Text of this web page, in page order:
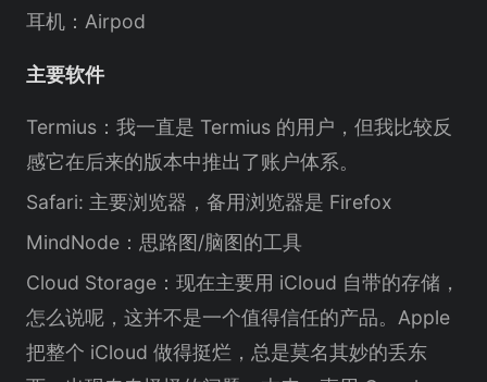
耳机：Airpod
主要软件
Termius：我一直是 Termius 的用户，但我比较反
感它在后来的版本中推出了账户体系。
Safari: 主要浏览器，备用浏览器是 Firefox
MindNode：思路图/脑图的工具
Cloud Storage：现在主要用 iCloud 自带的存储，
怎么说呢，这并不是一个值得信任的产品。Apple
把整个 iCloud 做得挺烂，总是莫名其妙的丢东